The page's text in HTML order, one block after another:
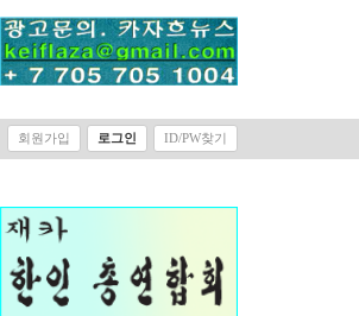
회원가입 로그인 ID/PW찾기